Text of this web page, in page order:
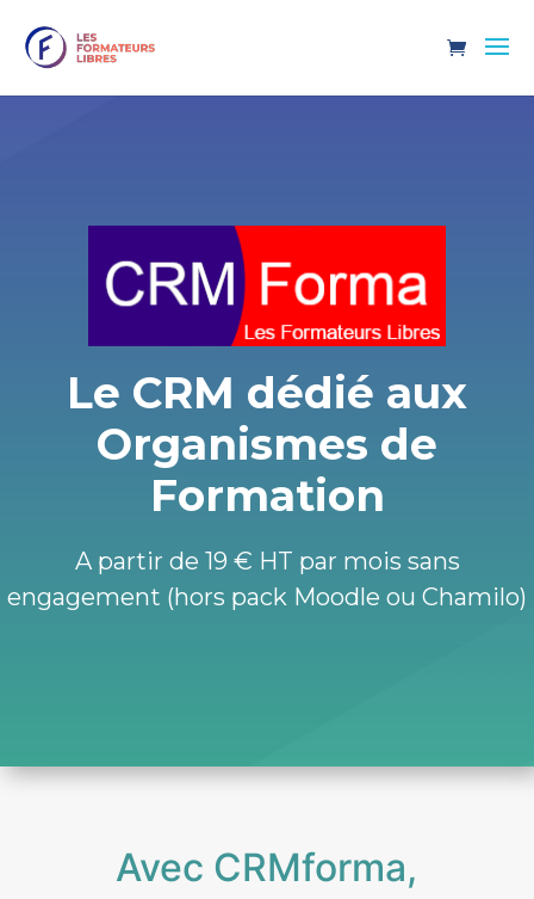
Le CRM dédié aux
Organismes de
Formation
A partir de 19 € HT par mois sans
engagement (hors pack Moodle ou Chamilo)
Avec CRMforma,